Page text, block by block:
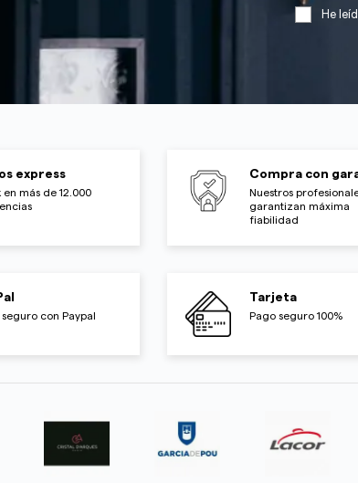
He
express
en más de 12.000
Compra con
Nuestros
garantizan máxima
fiabilidad
con Paypal
Tarjeta
Pago seguro 100%